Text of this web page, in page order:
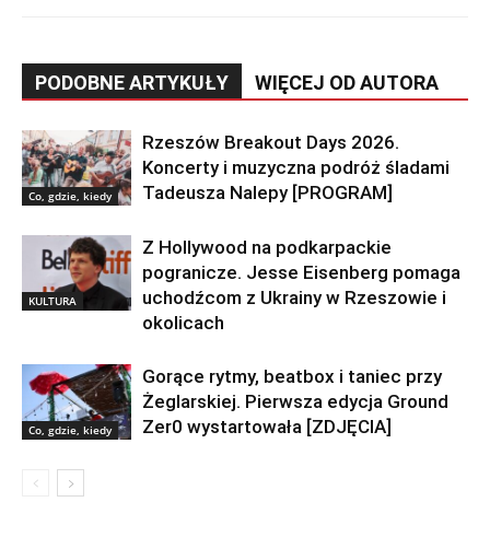
PODOBNE ARTYKUŁY WIĘCEJ OD AUTORA
Co, gdzie, kiedy
Rzeszów Breakout Days 2026.
Koncerty i muzyczna podróż śladami
Tadeusza Nalepy [PROGRAM]
KULTURA
Z Hollywood na podkarpackie
pogranicze. Jesse Eisenberg pomaga
uchodźcom z Ukrainy w Rzeszowie i
okolicach
Co, gdzie, kiedy
Gorące rytmy, beatbox i taniec przy
Żeglarskiej. Pierwsza edycja Ground
Zer0 wystartowała [ZDJĘCIA]